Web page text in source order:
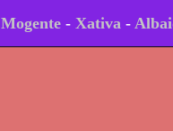
Mogente - Xativa -